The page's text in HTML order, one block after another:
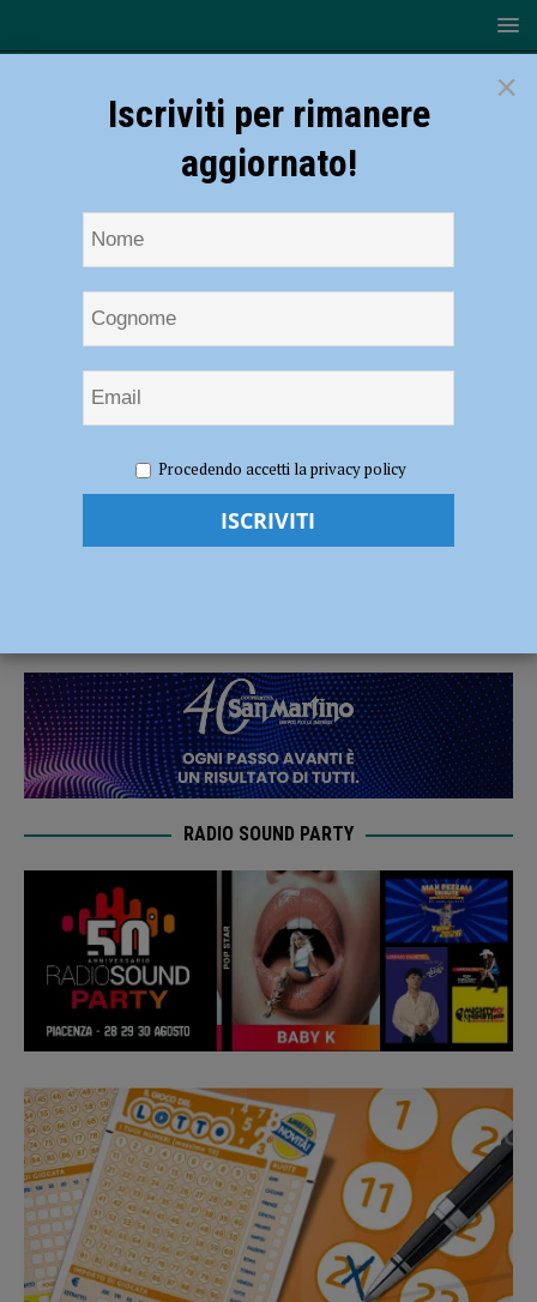
Carpaneto, vinti 14 mila euro al Lotto
La fortuna bacia Carpaneto, vinti 14 mila
RADIO SOUND PARTY
×
Iscriviti per rimanere
aggiornato!
Procedendo accetti la privacy policy